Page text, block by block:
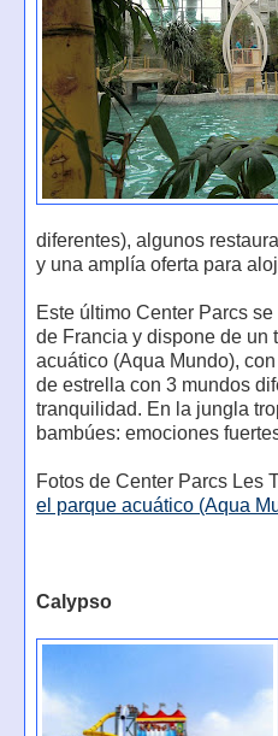
diferentes), algunos
y una amplía oferta para
Este último Center Parcs
de Francia y dispone de un
acuático (Aqua Mundo),
de estrella con 3 mundos
tranquilidad. En la jungla
bambúes: emociones
Fotos de Center Parcs Les
el parque acuático (Aqua
Calypso